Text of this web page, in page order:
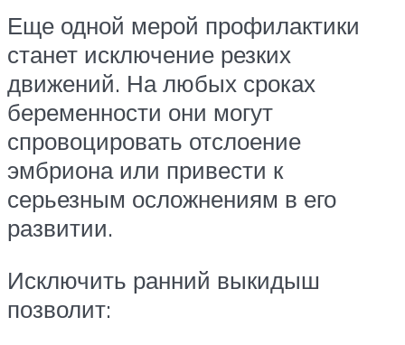
Еще одной мерой профилактики
станет исключение резких
движений. На любых сроках
беременности они могут
спровоцировать отслоение
эмбриона или привести к
серьезным осложнениям в его
развитии.
Исключить ранний выкидыш
позволит: